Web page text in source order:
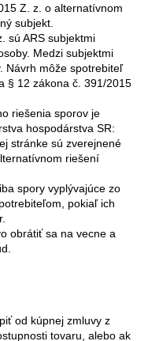
Z. z. o alternatívnom
subjekt.
sú ARS subjektmi
Medzi subjektmi
Návrh môže spotrebiteľ
§ 12 zákona č. 391/2015
riešenia sporov je
hospodárstva SR:
stránke sú zverejnené
riešení
spory vyplývajúce zo
pokiaľ ich
obrátiť sa na vecne a
od kúpnej zmluvy z
tovaru, alebo ak